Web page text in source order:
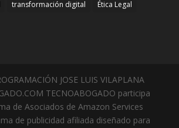
transformación digital Ética Legal
JOSE LUIS VILAPLANA
TECNOABOGADO participa
de Asociados de Amazon Services
de publicidad afiliada diseñado para